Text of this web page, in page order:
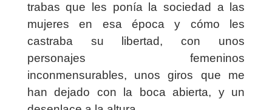
trabas que les ponía la sociedad a las
mujeres en esa época y cómo les
castraba su libertad, con unos
personajes femeninos
inconmensurables, unos giros que me
han dejado con la boca abierta, y un